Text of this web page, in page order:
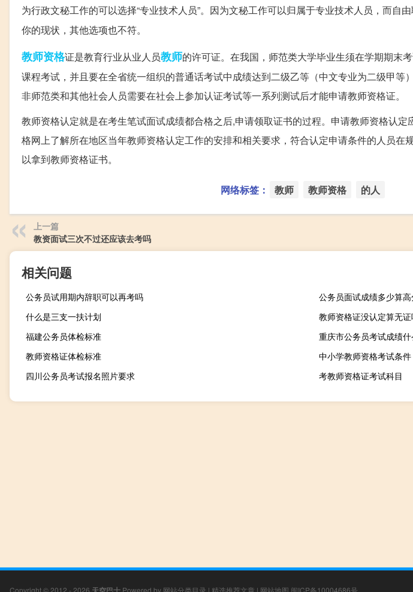
为行政文秘工作的可以选择“专业技术人员”。因为文秘工作可以归属于专业技术人员，而自
你的现状，其他选项也不符。
教师资格证是教育行业从业人员教师的许可证。在我国，师范类大学毕业生须在学期期末
课程考试，并且要在全省统一组织的普通话考试中成绩达到二级乙等（中文专业为二级甲等
非师范类和其他社会人员需要在社会上参加认证考试等一系列测试后才能申请教师资格证。
教师资格认定就是在考生笔试面试成绩都合格之后,申请领取证书的过程。申请教师资格认
格网上了解所在地区当年教师资格认定工作的安排和相关要求，符合认定申请条件的人员在
以拿到教师资格证书。
网络标签： 教师 教师资格 的人
上一篇
教资面试三次不过还应该去考吗
相关问题
公务员试用期内辞职可以再考吗
公务员面试成绩多少算
什么是三支一扶计划
教师资格证没认定算无
福建公务员体检标准
重庆市公务员考试成绩
教师资格证体检标准
中小学教师资格考试条件
四川公务员考试报名照片要求
考教师资格证考试科目
Copyright © 2012 - 2026 Powered by 网站分类目录 | 精选推荐文章 | 网站地图 闽ICP备10004686号